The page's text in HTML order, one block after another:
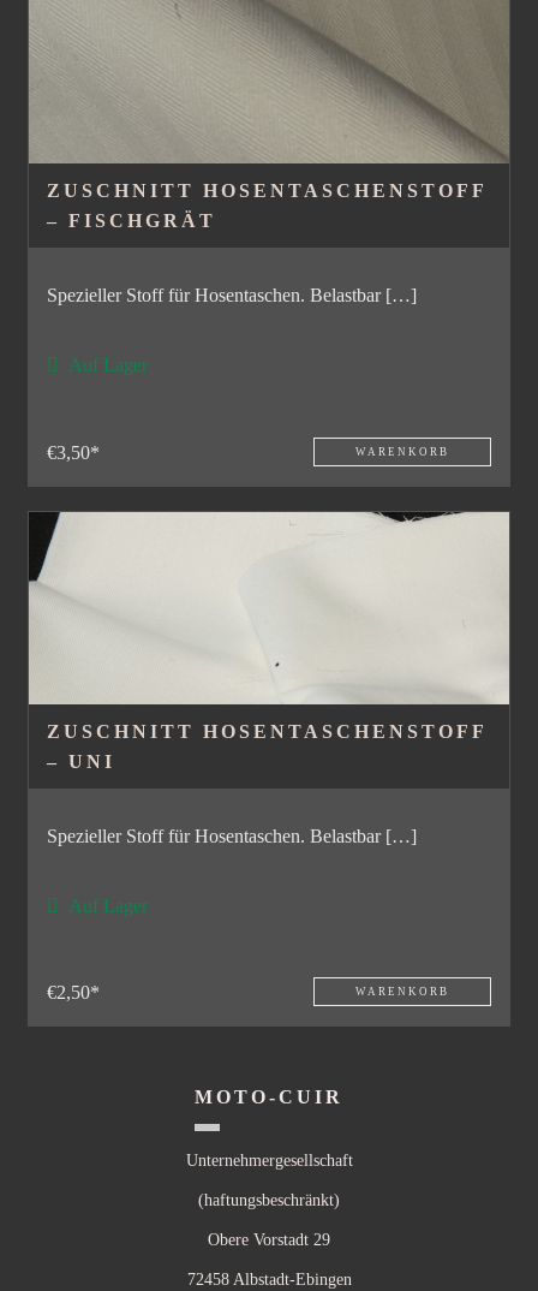
ZUSCHNITT HOSENTASCHENSTOFF
– FISCHGRÄT
Spezieller Stoff für Hosentaschen. Belastbar […]
Auf Lager
€3,50* WARENKORB
ZUSCHNITT HOSENTASCHENSTOFF
– UNI
Spezieller Stoff für Hosentaschen. Belastbar […]
Auf Lager
€2,50* WARENKORB
MOTO-CUIR
Unternehmergesellschaft
(haftungsbeschränkt)
Obere Vorstadt 29
72458 Albstadt-Ebingen